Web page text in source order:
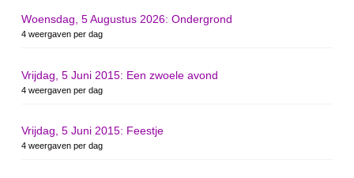
Woensdag, 5 Augustus 2026: Ondergrond
4 weergaven per dag
Vrijdag, 5 Juni 2015: Een zwoele avond
4 weergaven per dag
Vrijdag, 5 Juni 2015: Feestje
4 weergaven per dag